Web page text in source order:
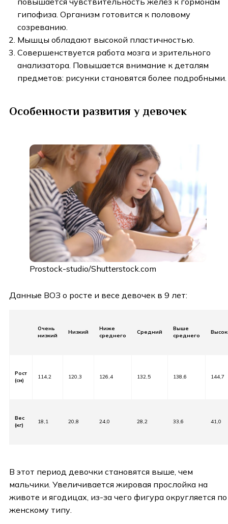
гипофиза. Организм готовится к половому
созреванию.
Мышцы обладают высокой пластичностью.
Совершенствуется работа мозга и зрительного
анализатора. Повышается внимание к деталям
предметов: рисунки становятся более подробными.
Особенности развития у девочек
Prostock-studio/Shutterstock.com
Данные ВОЗ о росте и весе девочек в 9 лет:
Очень
низкий
Низкий
Ниже
среднего
Средний
Выше
среднего
Рост
(см)
114,2 120,3 126,4 132,5 138,6 144,7
Вес
(кг)
18,1 20,8 24,0 28,2 33,6 41,0
В этот период девочки становятся выше, чем
мальчики. Увеличивается жировая прослойка на
животе и ягодицах, из-за чего фигура округляется по
женскому типу.